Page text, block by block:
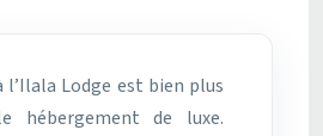
l’Ilala Lodge est bien plus
hébergement de luxe.